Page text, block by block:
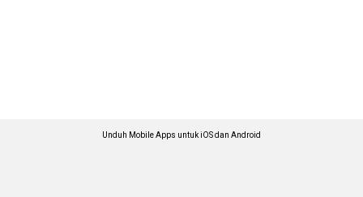
Unduh Mobile Apps untuk iOS dan Android